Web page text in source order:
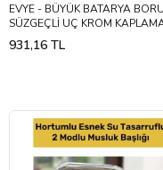
EVYE - BÜYÜK BATARYA
SÜZGEÇLİ UÇ KROM
(5343)
931,16 TL